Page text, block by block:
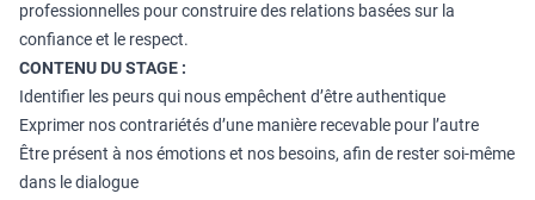
professionnelles pour construire des relations basées sur la
confiance et le respect.
CONTENU DU STAGE :
Identifier les peurs qui nous empêchent d’être authentique
Exprimer nos contrariétés d’une manière recevable pour l’autre
Être présent à nos émotions et nos besoins, afin de rester soi-même
dans le dialogue